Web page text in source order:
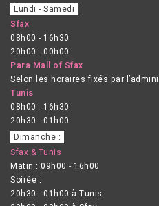
Lundi - Samedi
Sfax
08h00 - 16h30
20h00 - 00h00
Para Mall of Sfax
Selon les horaires fixés par
Tunis
08h00 - 16h30
20h30 - 01h00
Dimanche :
Sfax & Tunis
Matin : 09h00 - 16h00
Soirée :
20h30 - 01h00 à Tunis